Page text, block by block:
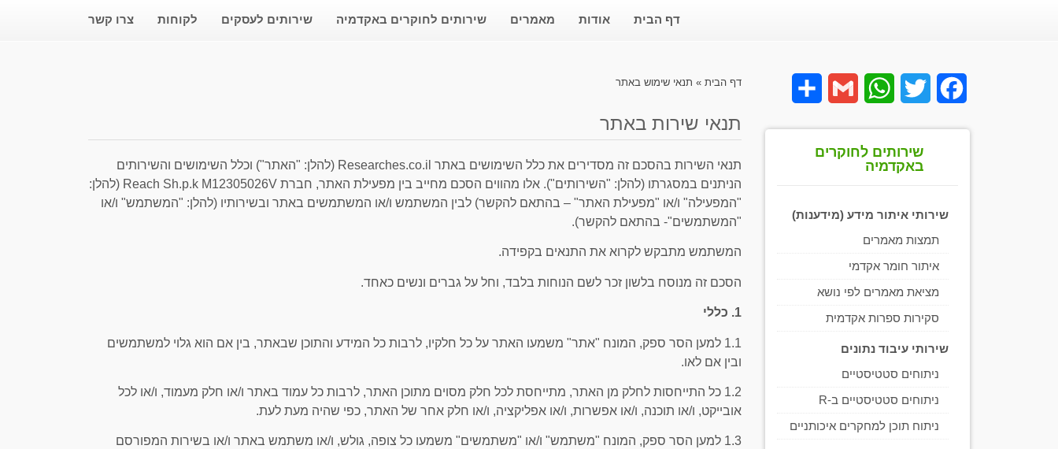
דף הבית אודות מאמרים שירותים לחוקרים באקדמיה שירותים לעסקים לקוחות צרו קשר
Facebook
Twitter
WhatsApp
Gmail
שירותים לחוקרים
באקדמיה
שירותי איתור מידע (מידענות)
תמצות מאמרים
איתור חומר אקדמי
מציאת מאמרים לפי נושא
סקירות ספרות אקדמית
שירותי עיבוד נתונים
ניתוחים סטטיסטיים
ניתוחים סטטיסטיים ב-R
ניתוח תוכן למחקרים איכותניים
דף הבית » תנאי שימוש באתר
תנאי שירות באתר
תנאי השירות בהסכם זה מסדירים את כלל השימושים באתר Researches.co.il (להלן: "האתר") וכלל השימושים והשירותים
הניתנים במסגרתו (להלן: "השירותים"). אלו מהווים הסכם מחייב בין מפעילת האתר, חברת Reach Sh.p.k M12305026V (להלן:
"המפעילה" ו/או "מפעילת האתר" – בהתאם להקשר) לבין המשתמש ו/או המשתמשים באתר ובשירותיו (להלן: "המשתמש" ו/או
"המשתמשים"- בהתאם להקשר).
המשתמש מתבקש לקרוא את התנאים בקפידה.
הסכם זה מנוסח בלשון זכר לשם הנוחות בלבד, וחל על גברים ונשים כאחד.
1. כללי
1.1 למען הסר ספק, המונח "אתר" משמעו האתר על כל חלקיו, לרבות כל המידע והתוכן שבאתר, בין אם הוא גלוי למשתמשים
ובין אם לאו.
1.2 כל התייחסות לחלק מן האתר, מתייחסת לכל חלק מסוים מתוכן האתר, לרבות כל עמוד באתר ו/או חלק מעמוד, ו/או לכל
אובייקט, ו/או תוכנה, ו/או אפשרות, ו/או אפליקציה, ו/או חלק אחר של האתר, כפי שהיה מעת לעת.
1.3 למען הסר ספק, המונח "משתמש" ו/או "משתמשים" משמעו כל צופה, גולש, ו/או משתמש באתר ו/או בשירות המפורסם